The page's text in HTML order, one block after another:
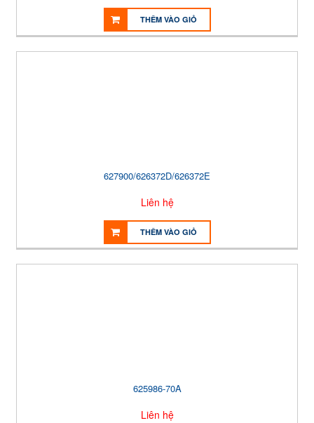
THÊM VÀO GIỎ
627900/626372D/626372E
Liên hệ
THÊM VÀO GIỎ
625986-70A
Liên hệ